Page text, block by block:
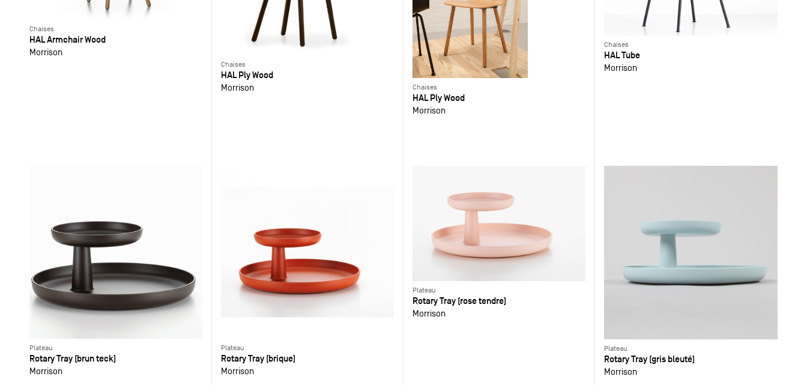
Chaises
HAL Armchair Wood
Morrison
Chaises
HAL Ply Wood
Morrison Chaises
HAL Ply Wood
Morrison
Chaises
HAL Tube
Morrison
Plateau
Rotary Tray (brun teck)
Morrison
Plateau
Rotary Tray (brique)
Morrison
Plateau
Rotary Tray (rose tendre)
Morrison
Plateau
Rotary Tray (gris bleuté)
Morrison